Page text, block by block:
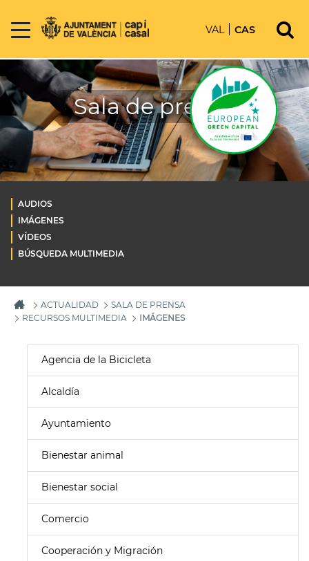
VAL CAS
Sala de prensa
AUDIOS
IMÁGENES
VÍDEOS
BÚSQUEDA MULTIMEDIA
ACTUALIDAD
SALA DE PRENSA
RECURSOS MULTIMEDIA
IMÁGENES
Agencia de la Bicicleta
Alcaldía
Ayuntamiento
Bienestar animal
Bienestar social
Comercio
Cooperación y Migración